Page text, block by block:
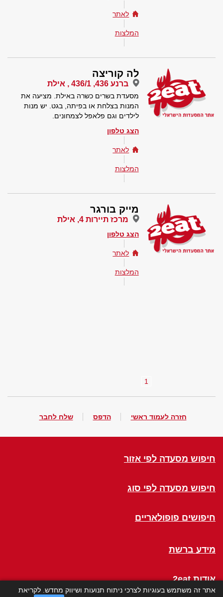
לאתר
המלצות
לה קוריצה
ברנע 436, 436/1 , אילת
מסעדת בשרים כשרה באילת. מציעה את
המנות בצלחת או בפיתה, בגט. יש מנות
לילדים וגם פלאפל לצמחונים.
הצג טלפון
לאתר
המלצות
מייק בורגר
מרכז תיירות 4, אילת
הצג טלפון
לאתר
המלצות
1
חזרה לעמוד ראשי הדפס שלח לחבר
חיפוש מסעדה לפי אזור
חיפוש מסעדה לפי סוג
חיפושים פופולאריים
מידע ברשת
אודות 2eat
אתר זה משתמש בעוגיות לצרכי ניתוח תנועות ושיווק מחדש. לקריאת